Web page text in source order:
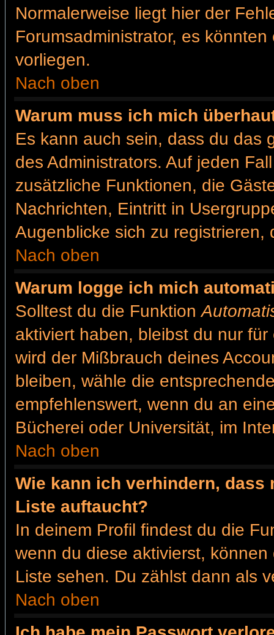
Normalerweise liegt hier der
Forumsadministrator, es
vorliegen.
Nach oben
Warum muss ich mich
Es kann auch sein, dass du das
des Administrators. Auf jeden
zusätzliche Funktionen, die
Nachrichten, Eintritt in
Augenblicke sich zu registrieren,
Nach oben
Warum logge ich mich
Solltest du die Funktion
aktiviert haben, bleibst du nur
wird der Mißbrauch deines
bleiben, wähle die
empfehlenswert, wenn du an
Bücherei oder Universität, im
Nach oben
Wie kann ich verhindern, dass
Liste auftaucht?
In deinem Profil findest du die
wenn du diese aktivierst,
Liste sehen. Du zählst dann als
Nach oben